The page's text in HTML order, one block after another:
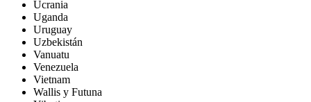
Ucrania
Uganda
Uruguay
Uzbekistán
Vanuatu
Venezuela
Vietnam
Wallis y Futuna